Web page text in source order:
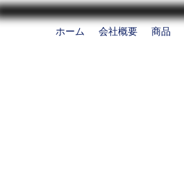
ホーム 会社概要 商品